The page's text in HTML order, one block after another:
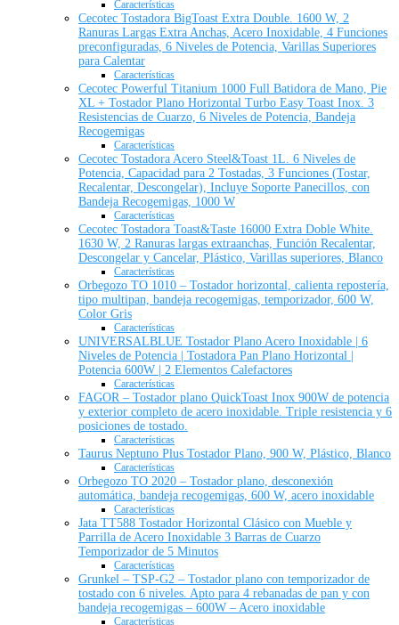
Características
Cecotec Tostadora BigToast Extra Double. 1600 W, 2
Ranuras Largas Extra Anchas, Acero Inoxidable, 4 Funciones
preconfiguradas, 6 Niveles de Potencia, Varillas Superiores
para Calentar
Características
Cecotec Powerful Titanium 1000 Full Batidora de Mano, Pie
XL + Tostador Plano Horizontal Turbo Easy Toast Inox. 3
Resistencias de Cuarzo, 6 Niveles de Potencia, Bandeja
Recogemigas
Características
Cecotec Tostadora Acero Steel&Toast 1L. 6 Niveles de
Potencia, Capacidad para 2 Tostadas, 3 Funciones (Tostar,
Recalentar, Descongelar), Incluye Soporte Panecillos, con
Bandeja Recogemigas, 1000 W
Características
Cecotec Tostadora Toast&Taste 16000 Extra Doble White.
1630 W, 2 Ranuras largas extraanchas, Función Recalentar,
Descongelar y Cancelar, Plástico, Varillas superiores, Blanco
Características
Orbegozo TO 1010 – Tostador horizontal, calienta repostería,
tipo multipan, bandeja recogemigas, temporizador, 600 W,
Color Gris
Características
UNIVERSALBLUE Tostador Plano Acero Inoxidable | 6
Niveles de Potencia | Tostadora Pan Plano Horizontal |
Potencia 600W | 2 Elementos Calefactores
Características
FAGOR – Tostador plano QuickToast Inox 900W de potencia
y exterior completo de acero inoxidable. Triple resistencia y 6
posiciones de tostado.
Características
Taurus Neptuno Plus Tostador Plano, 900 W, Plástico, Blanco
Características
Orbegozo TO 2020 – Tostador plano, desconexión
automática, bandeja recogemigas, 600 W, acero inoxidable
Características
Jata TT588 Tostador Horizontal Clásico con Mueble y
Parrilla de Acero Inoxidable 3 Barras de Cuarzo
Temporizador de 5 Minutos
Características
Grunkel – TSP-G2 – Tostador plano con temporizador de
tostado con 6 niveles. Apto para 4 rebanadas de pan y con
bandeja recogemigas – 600W – Acero inoxidable
Características